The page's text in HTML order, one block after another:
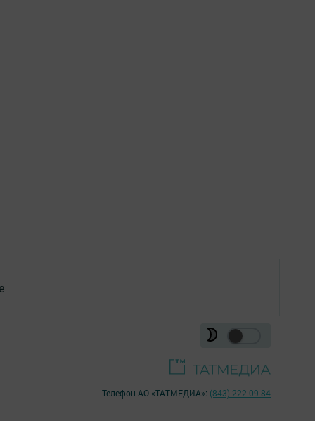
Телефон АО «ТАТМЕДИА»: (843) 222 09 84